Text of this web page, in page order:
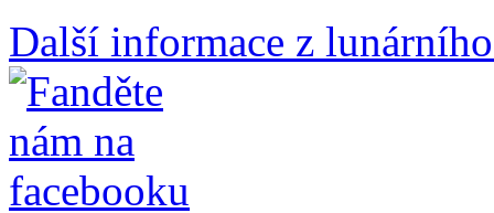
Další informace z